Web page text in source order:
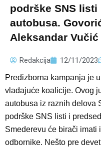
podrške SNS
autobusa.
Aleksandar Vučić
Redakcija 12/11/2023
Predizborna kampanja je
vladajuće koalicije. Ovog
autobusa iz raznih delova
podrške SNS listi i
Smederevu će birači imati
odbornike. Nešto pre